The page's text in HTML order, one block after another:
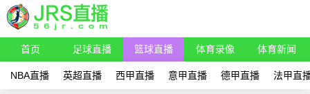
首页 足球直播 篮球直播 体育录像 体育新闻
NBA直播 英超直播 西甲直播 意甲直播 德甲直播 法甲直